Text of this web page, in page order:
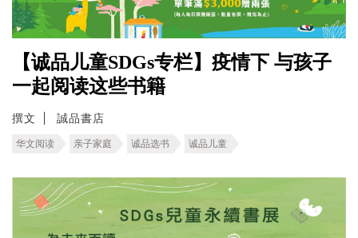
【诚品儿童SDGs专栏】疫情下 与孩子
一起阅读这些书籍
撰文 誠品書店
华文阅读 亲子家庭 诚品选书 诚品儿童